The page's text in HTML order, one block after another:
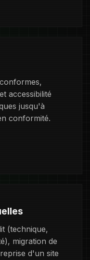
accessibilité
jusqu'à
conformité.
(technique,
migration de
d'un site